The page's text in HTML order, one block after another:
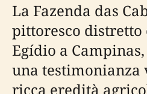
La Fazenda das
pittoresco distretto
Egídio a Campinas,
una testimonianza
ricca eredità